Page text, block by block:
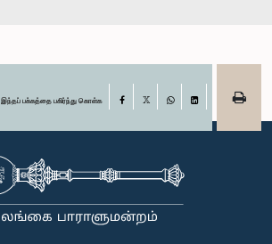
இந்தப் பக்கத்தை பகிர்ந்து கொள்க Facebook